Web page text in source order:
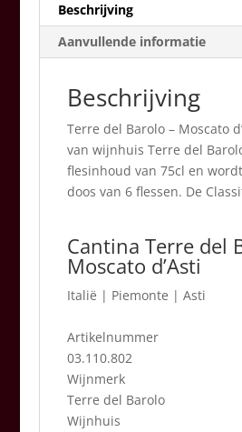
Beschrijving
Aanvullende informatie
Beschrijving
Terre del Barolo – Moscato
van wijnhuis Terre del
flesinhoud van 75cl en
doos van 6 flessen. De
Cantina Terre del
Moscato d’Asti
Italië | Piemonte | Asti
Artikelnummer
03.110.802
Wijnmerk
Terre del Barolo
Wijnhuis